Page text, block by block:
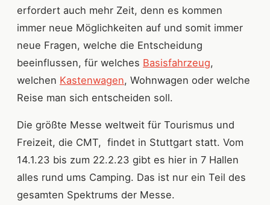
erfordert auch mehr Zeit, denn es kommen
immer neue Möglichkeiten auf und somit immer
neue Fragen, welche die Entscheidung
beeinflussen, für welches Basisfahrzeug,
welchen Kastenwagen, Wohnwagen oder welche
Reise man sich entscheiden soll.
Die größte Messe weltweit für Tourismus und
Freizeit, die CMT, findet in Stuttgart statt. Vom
14.1.23 bis zum 22.2.23 gibt es hier in 7 Hallen
alles rund ums Camping. Das ist nur ein Teil des
gesamten Spektrums der Messe.